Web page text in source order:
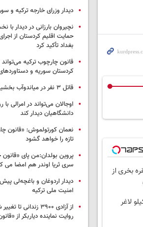
بخری از
یک ماه با پودر جلبک7کیلو لاغر
دیدار وزرای خارجه ترکیه و
نچیروان بارزانی در دیدار با
حمایت اقلیم کردستان از
بغداد تأکید کرد
قانون چارچوب ترکیه می‌تواند
کردستان سوریه و
قاتل ٣ نفر در میاندوآب بخشیده شد
اوجالان می‌تواند در امرالی با
دانشگاهیان دیدار کند
نعمان کورتولموش: «قانون
تازه را خواهد گشود
پروین بولدان:من پای «قانون
سری ثریا اوندر هم امضا می
دیدار اردوغان و باغچه‌لی
امنیت ملی ترکیه
از آزادی ۳۹۰۰ زندانی
روایت نماینده دیاربکر از